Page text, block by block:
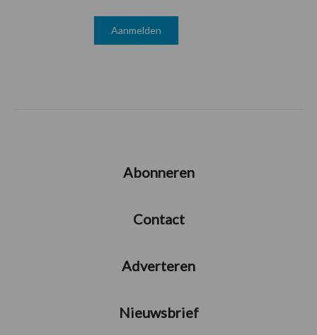
Abonneren
Contact
Adverteren
Nieuwsbrief